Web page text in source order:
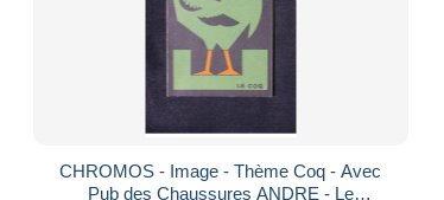
CHROMOS - Image - Thème Coq - Avec
Pub des Chaussures ANDRE - Le